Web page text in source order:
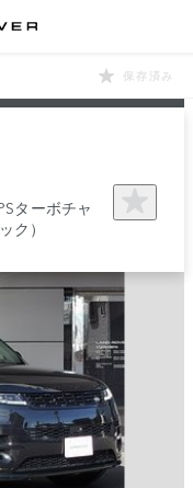
保存済み
ターボチャ
ク）